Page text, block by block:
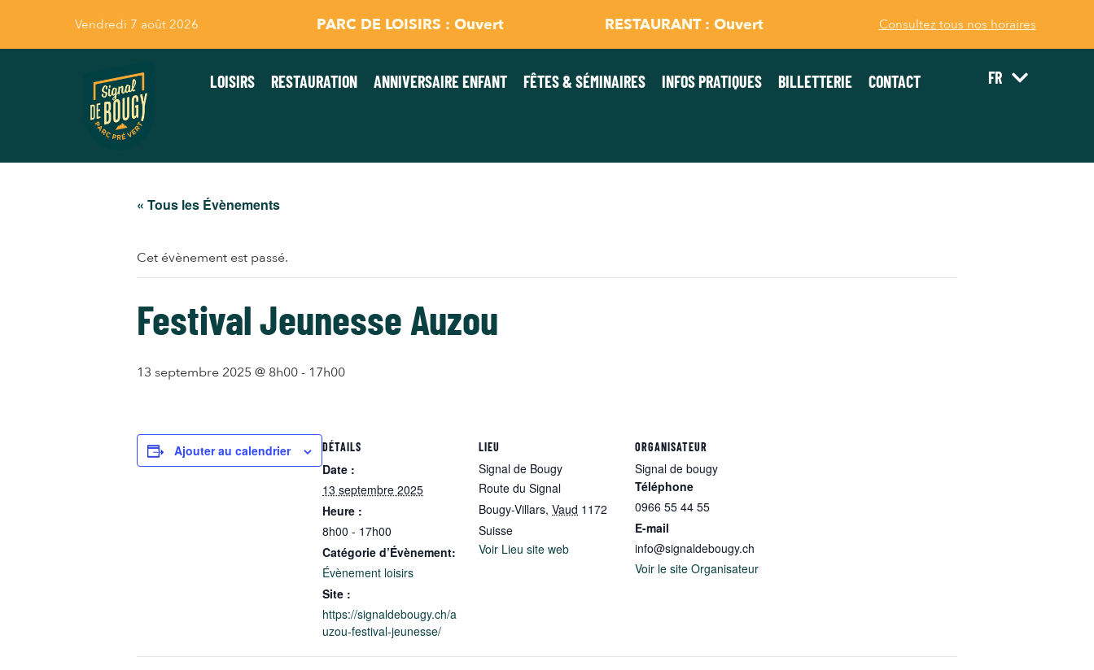
Vendredi 7 août 2026 PARC DE LOISIRS : Ouvert RESTAURANT : Ouvert Consultez tous nos horaires
LOISIRS RESTAURATION ANNIVERSAIRE ENFANT FÊTES & SÉMINAIRES INFOS PRATIQUES BILLETTERIE CONTACT FR
« Tous les Évènements
Cet évènement est passé.
Festival Jeunesse Auzou
13 septembre 2025 @ 8h00- 17h00
Ajouter au calendrier DÉTAILS
Date :
13 septembre 2025
Heure :
8h00 - 17h00
Catégorie d’Évènement:
Évènement loisirs
Site :
https://signaldebougy.ch/a
uzou-festival-jeunesse/
LIEU
Signal de Bougy
Route du Signal
Bougy-Villars, Vaud 1172
Suisse
Voir Lieu site web
ORGANISATEUR
Signal de bougy
Téléphone
0966 55 44 55
E-mail
info@signaldebougy.ch
Voir le site Organisateur